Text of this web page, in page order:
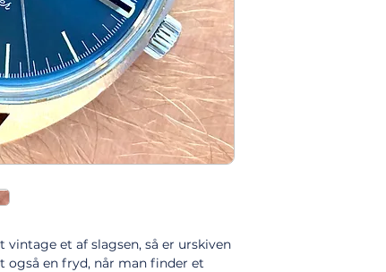
et af slagsen, så er urskiven
en fryd, når man finder et